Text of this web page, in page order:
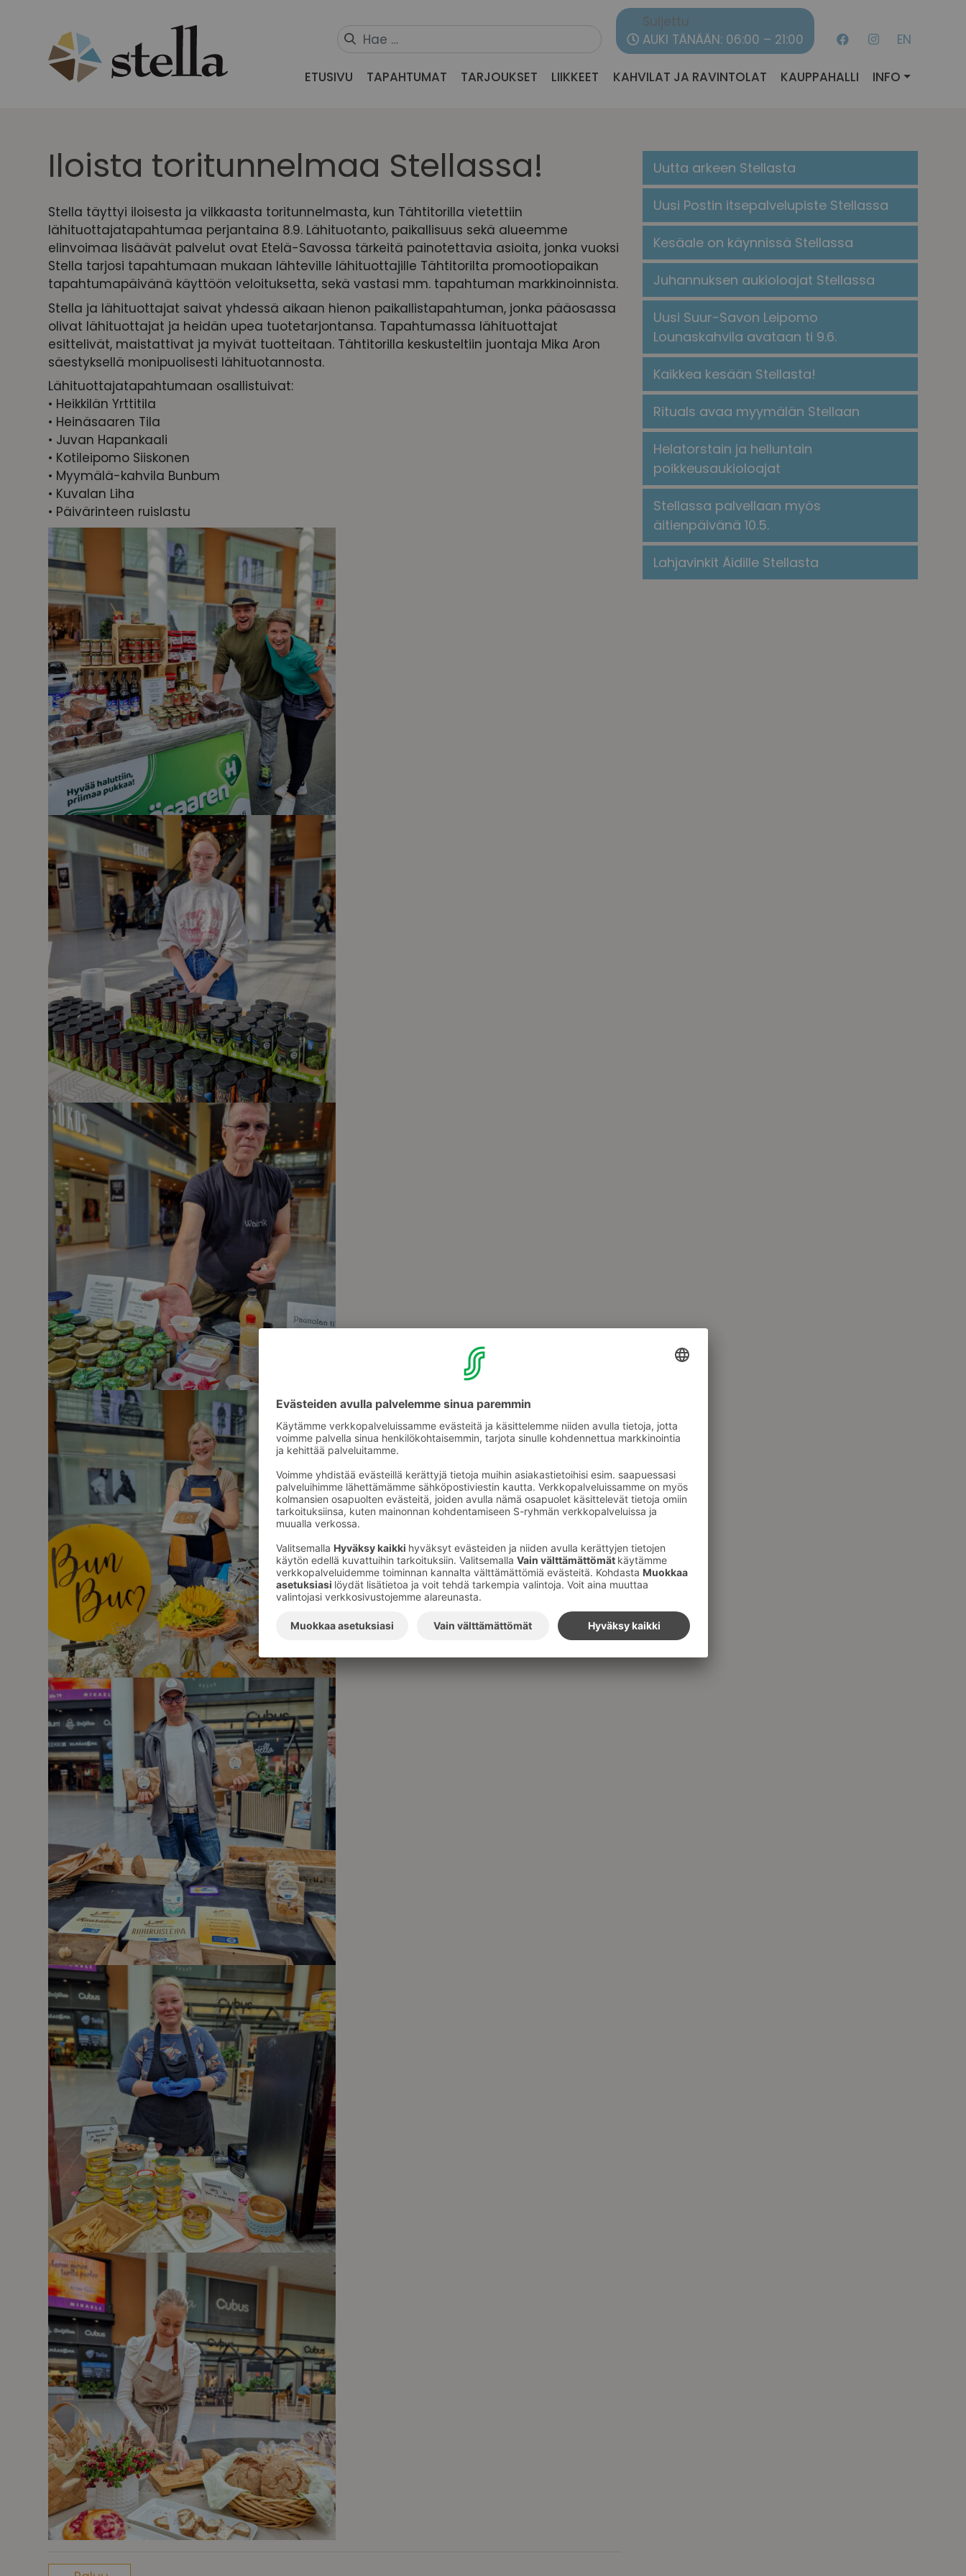
Suljettu
AUKI TÄNÄÄN: 06:00 – 21:00
EN
ETUSIVU TAPAHTUMAT TARJOUKSET LIIKKEET KAHVILAT JA RAVINTOLAT KAUPPAHALLI INFO
Iloista toritunnelmaa Stellassa!
Stella täyttyi iloisesta ja vilkkaasta toritunnelmasta, kun Tähtitorilla vietettiin
lähituottajatapahtumaa perjantaina 8.9. Lähituotanto, paikallisuus sekä alueemme
elinvoimaa lisäävät palvelut ovat Etelä-Savossa tärkeitä painotettavia asioita, jonka vuoksi
Stella tarjosi tapahtumaan mukaan lähteville lähituottajille Tähtitorilta promootiopaikan
tapahtumapäivänä käyttöön veloituksetta, sekä vastasi mm. tapahtuman markkinoinnista.
Stella ja lähituottajat saivat yhdessä aikaan hienon paikallistapahtuman, jonka pääosassa
olivat lähituottajat ja heidän upea tuotetarjontansa. Tapahtumassa lähituottajat
esittelivät, maistattivat ja myivät tuotteitaan. Tähtitorilla keskusteltiin juontaja Mika Aron
säestyksellä monipuolisesti lähituotannosta.
Lähituottajatapahtumaan osallistuivat:
• Heikkilän Yrttitila
• Heinäsaaren Tila
• Juvan Hapankaali
• Kotileipomo Siiskonen
• Myymälä-kahvila Bunbum
• Kuvalan Liha
• Päivärinteen ruislastu
Uutta arkeen Stellasta
Uusi Postin itsepalvelupiste Stellassa
Kesäale on käynnissä Stellassa
Juhannuksen aukioloajat Stellassa
Uusi Suur-Savon Leipomo
Lounaskahvila avataan ti 9.6.
Kaikkea kesään Stellasta!
​​Rituals avaa myymälän Stellaan​
Helatorstain ja helluntain
poikkeusaukioloajat
Stellassa palvellaan myös
äitienpäivänä 10.5.
Lahjavinkit Äidille Stellasta